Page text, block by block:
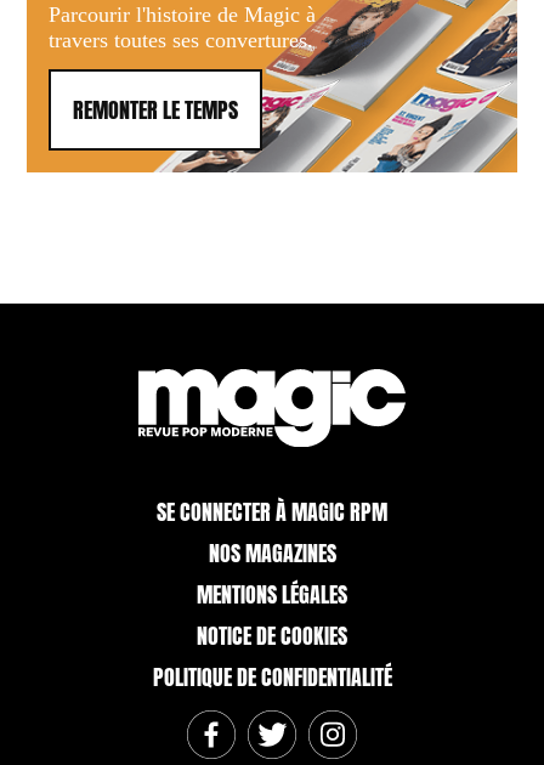
Parcourir l'histoire de Magic à
travers toutes ses convertures.
REMONTER LE TEMPS
SE CONNECTER À MAGIC RPM
NOS MAGAZINES
MENTIONS LÉGALES
NOTICE DE COOKIES
POLITIQUE DE CONFIDENTIALITÉ